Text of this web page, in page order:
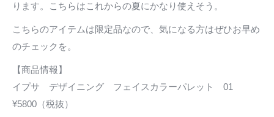
ります。こちらはこれからの夏にかなり使えそう。
こちらのアイテムは限定品なので、気になる方はぜひお早め
のチェックを。
【商品情報】
イプサ デザイニング フェイスカラーパレット 01
¥5800（税抜）